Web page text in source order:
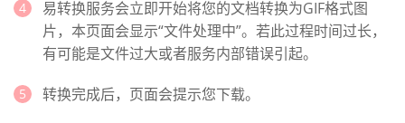
易转换服务会立即开始将您的文档转换为GIF格式图
片，本页面会显示“文件处理中”。若此过程时间过长，
有可能是文件过大或者服务内部错误引起。
转换完成后，页面会提示您下载。